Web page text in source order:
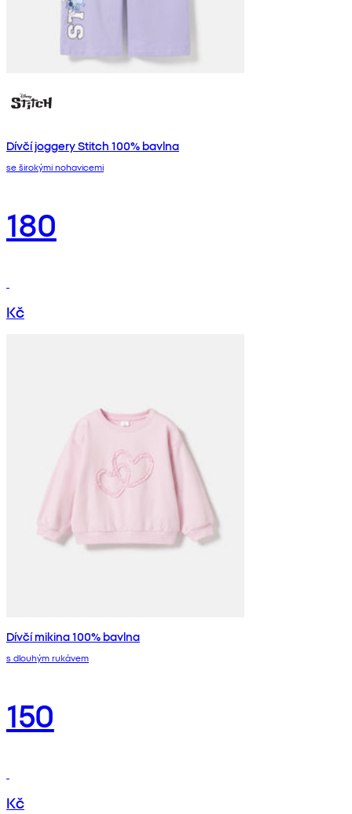
Dívčí joggery Stitch 100% bavlna
se širokými nohavicemi
180
Kč
Dívčí mikina 100% bavlna
s dlouhým rukávem
150
Kč